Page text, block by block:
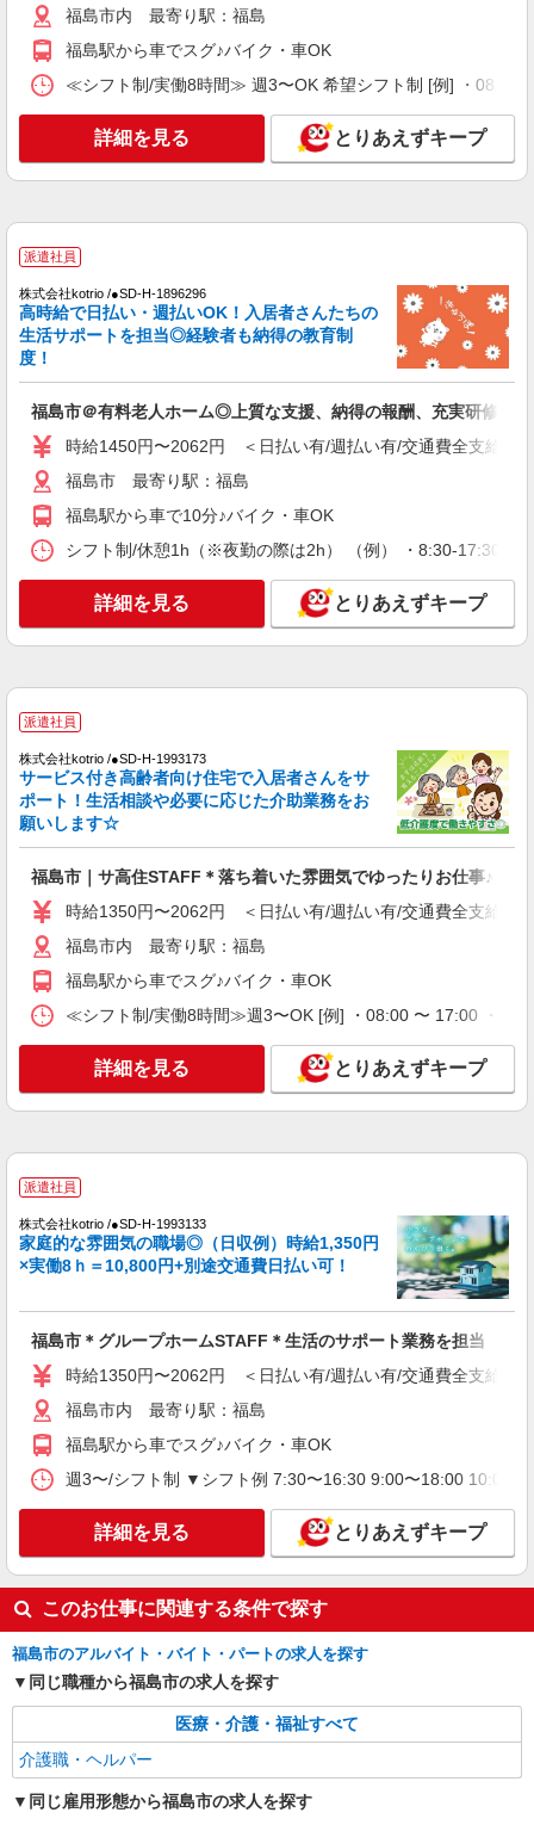
福島市＊年齢不問◎未経験から安定した業界へ
＊サ高住
時給1350円〜2062円 ＜日払い有/週払い有/交
通費全支給(ガソリン代含む)＞
福島市 最寄り駅：福島
キープ 詳細を見る
株式会社kotrio /●SD-H-1896296
福島市＠有料老人ホーム◎上質な支援、納得の
報酬、充実研修♪
時給1450円〜2062円 ＜日払い有/週払い有/交
キープ 詳細を見る
派遣社員
株式会社kotrio /●SD-H-1975366
福島市｜シニア向けマンションでの生活サポー
時給1350円〜2062円 ＜日払い有/週払い有/交
通費全支給(ガソリン代含む)＞
派遣社員
株式会社kotrio /●SD-H-1993173
福島市｜サ高住STAFF＊落ち着いた雰囲気で
時給1350円〜2062円 ＜日払い有/週払い有/交
通費全支給(ガソリン代含む)＞
福島市内 最寄り駅：福島
キープ
派遣社員
株式会社kotrio /●SD-H-1993133
福島市＊グループホームSTAFF＊生活のサポ
ート業務を担当
通費全支給(ガソリン代含む)＞
キープ 詳細を見る
株式会社kotrio /●SD-H-1983796
<福島市>高時給&シフト柔軟でいいとこ取り♪
時給1350円〜2062円 ＜日払い有/週払い有/交
通費全支給(ガソリン代含む)＞
福島市 最寄り駅：福島
株式会社kotrio /●SD-H-1839877
＜面接なし＞デイサービスでリハビリ補助・送
迎など＊福島市
時給1450円〜2062円 ＜日払い有/週払い有/交
通費全支給(ガソリン代含む)＞
福島市内 最寄り駅：福島
キープ
派遣社員
福島市内 最寄り駅：福島
福島駅から車でスグ♪バイク・車OK
≪シフト制/実働8時間≫ 週3〜OK 希望シフト制 [例] ・
詳細を見る とりあえずキープ
派遣社員
株式会社kotrio /●SD-H-1896296
高時給で日払い・週払いOK！入居者さんたちの
生活サポートを担当◎経験者も納得の教育制
度！
福島市＠有料老人ホーム◎上質な支援、納得の報酬、充実研修♪
時給1450円〜2062円 ＜日払い有/週払い有/交通費全支給(ガ
福島市 最寄り駅：福島
福島駅から車で10分♪バイク・車OK
シフト制/休憩1h（※夜勤の際は2h） （例） ・8:30-17:30
詳細を見る とりあえずキープ
派遣社員
株式会社kotrio /●SD-H-1993173
サービス付き高齢者向け住宅で入居者さんをサ
ポート！生活相談や必要に応じた介助業務をお
願いします☆
福島市｜サ高住STAFF＊落ち着いた雰囲気でゆったりお仕事♪
時給1350円〜2062円 ＜日払い有/週払い有/交通費全支給(ガ
福島市内 最寄り駅：福島
福島駅から車でスグ♪バイク・車OK
≪シフト制/実働8時間≫週3〜OK [例] ・08:00 〜 17:00 ・
詳細を見る とりあえずキープ
派遣社員
株式会社kotrio /●SD-H-1993133
家庭的な雰囲気の職場◎（日収例）時給1,350円
×実働8ｈ＝10,800円+別途交通費日払い可！
福島市＊グループホームSTAFF＊生活のサポート業務を担当
時給1350円〜2062円 ＜日払い有/週払い有/交通費全支給(ガ
福島市内 最寄り駅：福島
福島駅から車でスグ♪バイク・車OK
週3〜/シフト制 ▼シフト例 7:30〜16:30 9:00〜18:00
詳細を見る とりあえずキープ
このお仕事に関連する条件で探す
福島市のアルバイト・バイト・パートの求人を探す
同じ職種から福島市の求人を探す
医療・介護・福祉すべて
介護職・ヘルパー
同じ雇用形態から福島市の求人を探す